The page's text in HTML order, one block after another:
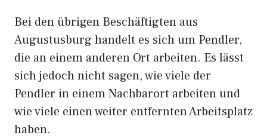
Bei den übrigen Beschäftigten aus
Augustusburg handelt es sich um Pendler,
die an einem anderen Ort arbeiten. Es lässt
sich jedoch nicht sagen, wie viele der
Pendler in einem Nachbarort arbeiten und
wie viele einen weiter entfernten Arbeitsplatz
haben.